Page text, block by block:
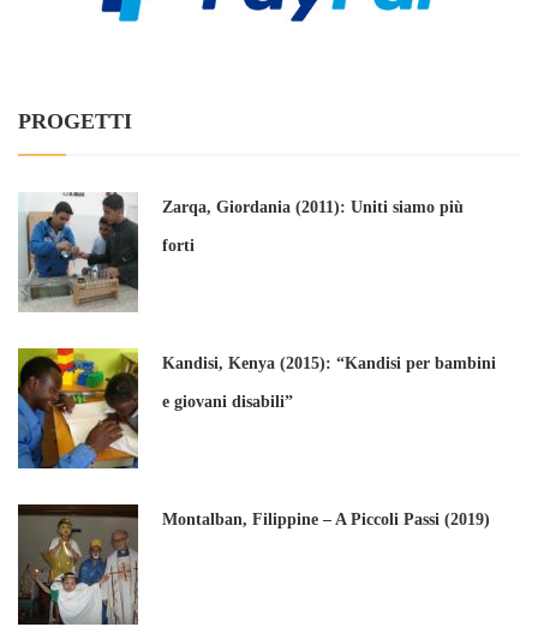
PROGETTI
Zarqa, Giordania (2011): Uniti siamo più
forti
Kandisi, Kenya (2015): “Kandisi per bambini
e giovani disabili”
Montalban, Filippine – A Piccoli Passi (2019)